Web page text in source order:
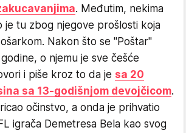
. Međutim, nekima
je tu zbog njegove prošlosti koja
Nakon što se "Poštar"
o njemu je sve češće
i piše kroz to da je sa 20
sa 13-godišnjom devojčicom.
očinstvo, a onda je prihvatio
igrača Demetresa Bela kao svog